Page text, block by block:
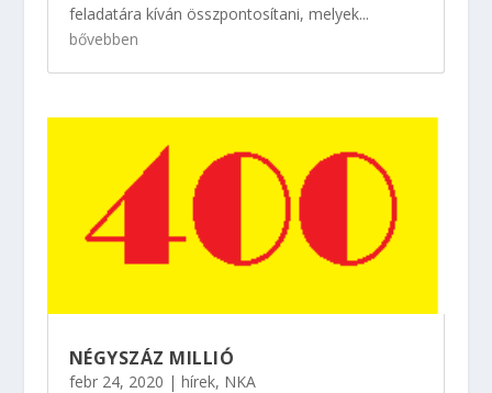
feladatára kíván összpontosítani, melyek...
bővebben
NÉGYSZÁZ MILLIÓ
febr 24, 2020 | hírek, NKA